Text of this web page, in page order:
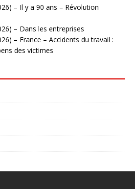
– Il y a 90 ans – Révolution
– Dans les entreprises
– France – Accidents du travail :
des victimes